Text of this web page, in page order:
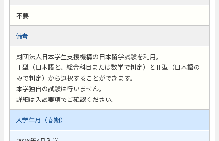
不要
備考
財団法人日本学生支援機構の日本留学試験を利用。
Ⅰ型（日本語と、総合科目または数学で判定）とⅡ型（日本語の
みで判定）から選択することができます。
本学独自の試験は行いません。
詳細は入試要項でご確認ください。
入学年月（春期）